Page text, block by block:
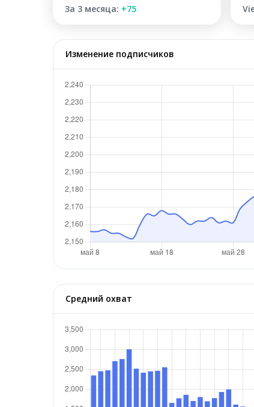
За 3 месяца: +75
Изменение подписчиков
Средний охват